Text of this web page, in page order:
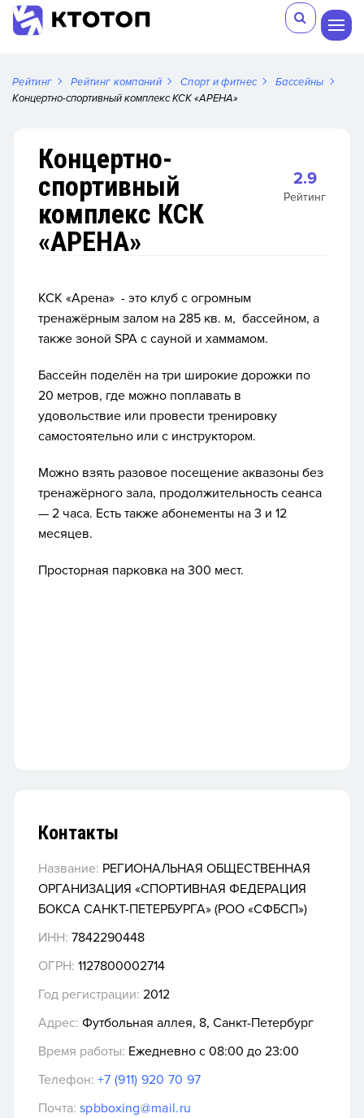
Рейтинг Рейтинг компаний Спорт и фитнес
Бассейны
Концертно-спортивный комплекс КСК «АРЕНА»
Концертно-
спортивный
комплекс КСК
«АРЕНА»
2.9
Рейтинг
КСК «Арена» - это клуб с огромным
тренажёрным залом на 285 кв. м, бассейном, а
также зоной SPA с сауной и хаммамом.
Бассейн поделён на три широкие дорожки по
20 метров, где можно поплавать в
удовольствие или провести тренировку
самостоятельно или с инструктором.
Можно взять разовое посещение аквазоны без
тренажёрного зала, продолжительность сеанса
— 2 часа. Есть также абонементы на 3 и 12
месяцев.
Просторная парковка на 300 мест.
Контакты
Название: РЕГИОНАЛЬНАЯ ОБЩЕСТВЕННАЯ
ОРГАНИЗАЦИЯ «СПОРТИВНАЯ ФЕДЕРАЦИЯ
БОКСА САНКТ-ПЕТЕРБУРГА» (РОО «СФБСП»)
ИНН: 7842290448
ОГРН: 1127800002714
Год регистрации: 2012
Адрес: Футбольная аллея, 8, Санкт-Петербург
Время работы: Ежедневно с 08:00 до 23:00
Телефон: +7 (911) 920 70 97
Почта: spbboxing@mail.ru